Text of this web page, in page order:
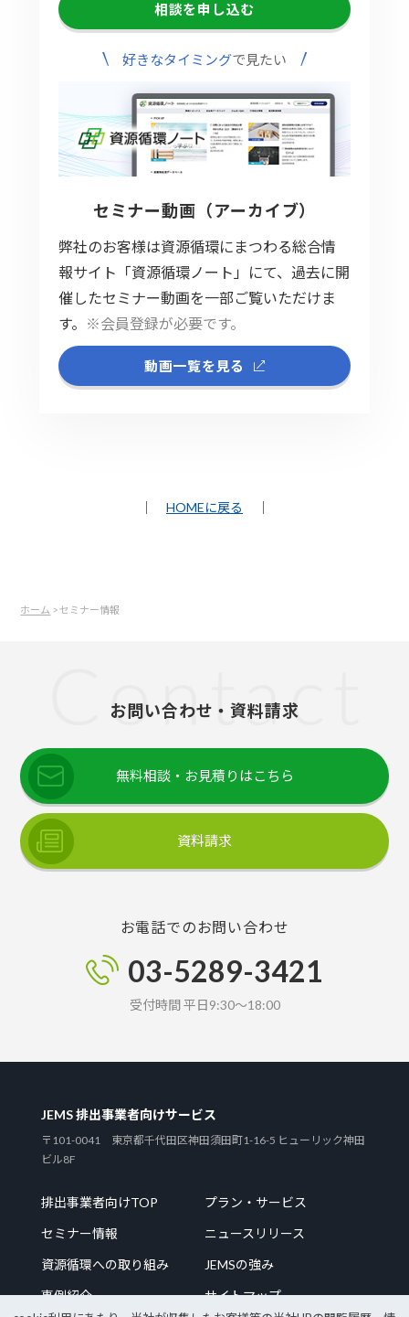
相談を申し込む
好きなタイミングで見たい
セミナー動画（アーカイブ）
弊社のお客様は資源循環にまつわる総合情
報サイト「資源循環ノート」にて、過去に開
催したセミナー動画を一部ご覧いただけま
す。 ※会員登録が必要です。
動画一覧を見る
HOMEに戻る
ホーム > セミナー情報
お問い合わせ・資料請求
無料相談・お見積りはこちら
資料請求
お電話でのお問い合わせ
03-5289-3421
受付時間 平日9:30～18:00
JEMS 排出事業者向けサービス
〒101-0041 東京都千代田区神田須田町1-16-5 ヒューリック神田
ビル8F
排出事業者向けTOP
プラン・サービス
セミナー情報
ニュースリリース
資源循環への取り組み
JEMSの強み
事例紹介
サイトマップ